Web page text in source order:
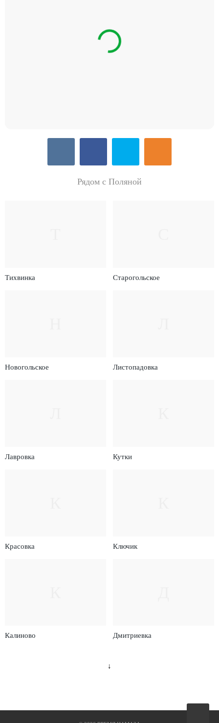
Рядом с Поляной
Тихвинка Старогольское
Новогольское Листопадовка
Лавровка Кутки
Красовка Ключик
Калиново Дмитриевка
↓